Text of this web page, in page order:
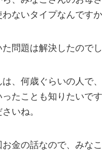
ないタイプなんですか
問題は解決したので
、何歳ぐらいの人で
たことも知りたいで
いね。
金の話なので、みな